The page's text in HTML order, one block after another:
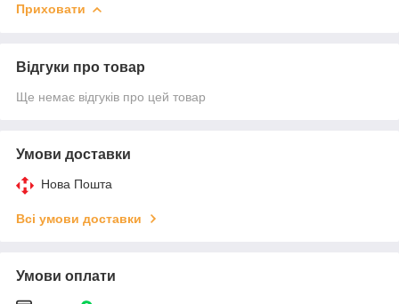
Приховати
Відгуки про товар
Ще немає відгуків про цей товар
Умови доставки
Нова Пошта
Всі умови доставки
Умови оплати